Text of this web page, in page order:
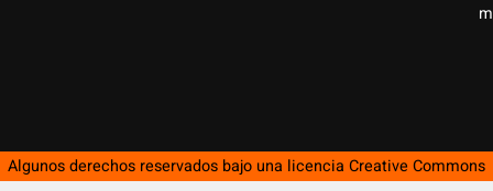
Algunos derechos reservados bajo una licencia Creative Commons